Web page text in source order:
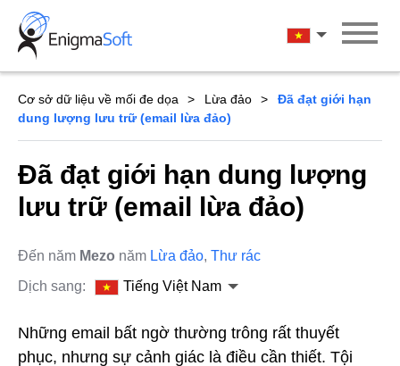
Skip
content
Tiếng Việt
Cơ sở dữ liệu về mối đe dọa Lừa đảo
Đã đạt giới hạn
dung lượng lưu trữ (email lừa đảo)
Đã đạt giới hạn dung lượng
lưu trữ (email lừa đảo)
Đến năm Mezo năm Lừa đảo, Thư rác
Dịch sang:
Tiếng Việt Nam
Những email bất ngờ thường trông rất thuyết
phục, nhưng sự cảnh giác là điều cần thiết. Tội